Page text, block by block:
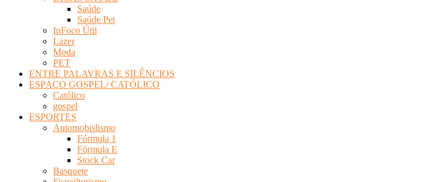
Saúde
Saúde Pet
InFoco Útil
Lazer
Moda
PET
ENTRE PALAVRAS E SILÊNCIOS
ESPAÇO GOSPEL/ CATÓLICO
Católico
gospel
ESPORTES
Automobislismo
Fórmula 1
Fórmula E
Stock Car
Basquete